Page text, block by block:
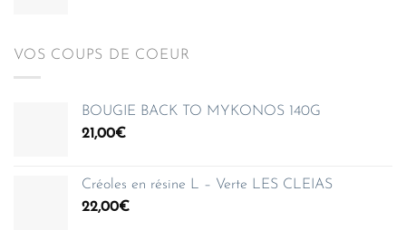
VOS COUPS DE COEUR
BOUGIE BACK TO MYKONOS 140G
21,00€
Créoles en résine L – Verte LES CLEIAS
22,00€